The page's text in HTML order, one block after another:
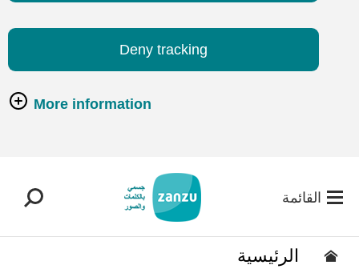
Deny tracking
More information
القائمة
الرئيسية